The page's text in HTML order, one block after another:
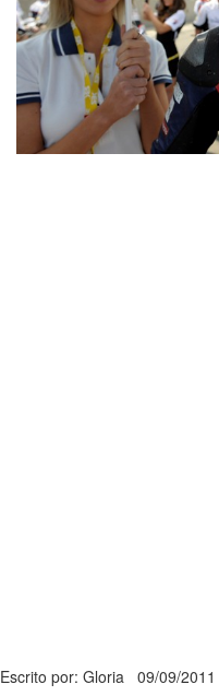
Escrito por: Gloria 09/09/2011